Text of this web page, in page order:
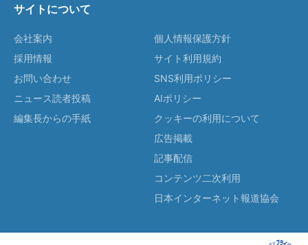
サイトについて
会社案内
採用情報
お問い合わせ
ニュース読者投稿
編集長からの手紙
個人情報保護方針
サイト利用規約
SNS利用ポリシー
AIポリシー
クッキーの利用について
広告掲載
記事配信
コンテンツ二次利用
日本インターネット報道協会